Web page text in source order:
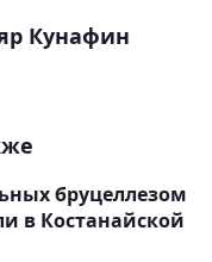
Кунафин
бруцеллезом
в Костанайской